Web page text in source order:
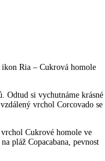
ikon Ria – Cukrová homole
Odtud si vychutnáme krásné
vrchol Corcovado se
vrchol Cukrové homole ve
pláž Copacabana, pevnost